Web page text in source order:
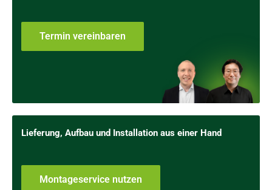
Termin vereinbaren
Lieferung, Aufbau und Installation aus einer Hand
Montageservice nutzen